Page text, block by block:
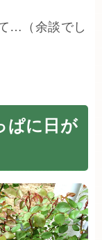
…（余談でし
ぱに日が